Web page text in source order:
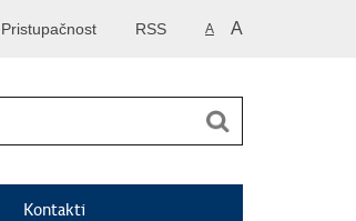
A A
RSS
Pristupačnost
Kontakti